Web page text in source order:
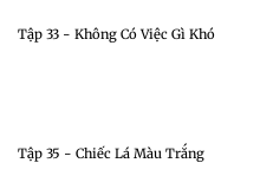
Tập 33 - Không Có Việc Gì Khó
Tập 35 - Chiếc Lá Màu Trắng